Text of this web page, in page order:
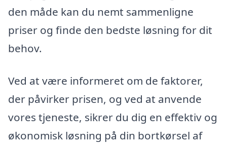
den måde kan du nemt sammenligne
priser og finde den bedste løsning for dit
behov.
Ved at være informeret om de faktorer,
der påvirker prisen, og ved at anvende
vores tjeneste, sikrer du dig en effektiv og
økonomisk løsning på din bortkørsel af